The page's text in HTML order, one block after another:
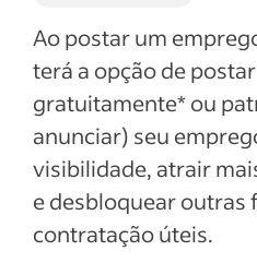
Ao postar um
terá a opção de
gratuitamente* ou
anunciar) seu
visibilidade, atrair
e desbloquear outras
contratação úteis.